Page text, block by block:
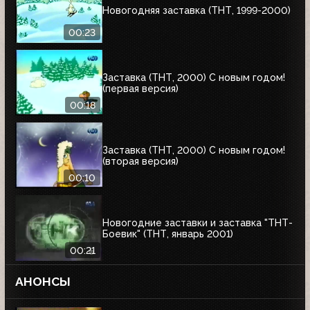
00:23
Новогодняя заставка (ТНТ, 1999-2000)
00:18
Заставка (ТНТ, 2000) С новым годом!
(первая версия)
00:10
Заставка (ТНТ, 2000) С новым годом!
(вторая версия)
00:21
Новогодние заставки и заставка "ТНТ-
Боевик" (ТНТ, январь 2001)
АНОНСЫ